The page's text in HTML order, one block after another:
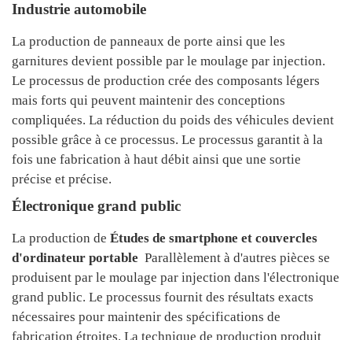
Industrie automobile
La production de panneaux de porte ainsi que les
garnitures devient possible par le moulage par injection.
Le processus de production crée des composants légers
mais forts qui peuvent maintenir des conceptions
compliquées. La réduction du poids des véhicules devient
possible grâce à ce processus. Le processus garantit à la
fois une fabrication à haut débit ainsi que une sortie
précise et précise.
Électronique grand public
La production de Études de smartphone et couvercles
d'ordinateur portable Parallèlement à d'autres pièces se
produisent par le moulage par injection dans l'électronique
grand public. Le processus fournit des résultats exacts
nécessaires pour maintenir des spécifications de
fabrication étroites. La technique de production produit